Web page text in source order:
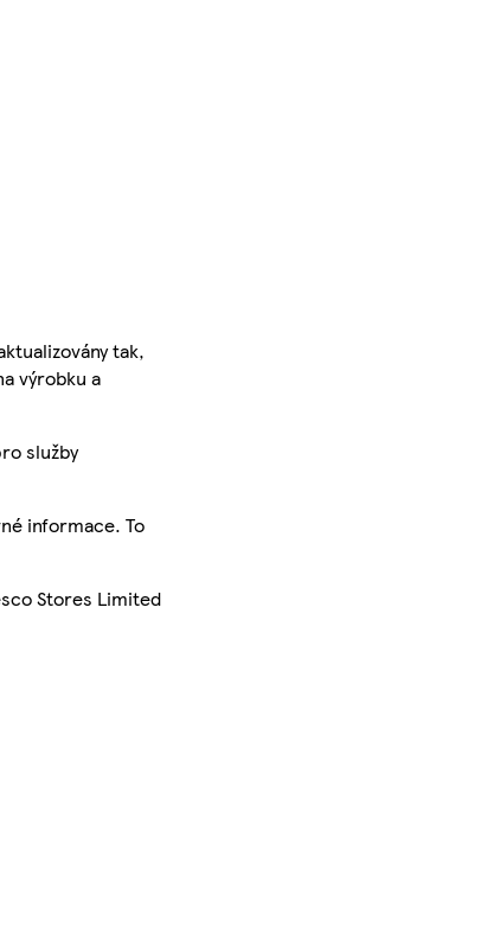
tak,
výrobku a
služby
informace. To
Stores Limited